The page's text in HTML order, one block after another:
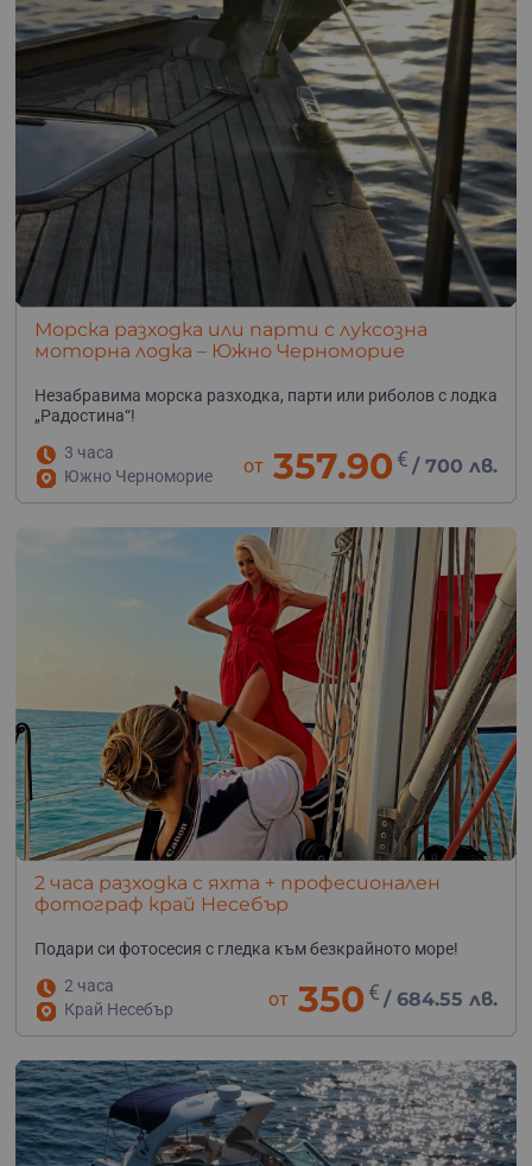
Морска разходка или парти с луксозна
моторна лодка – Южно Черноморие
Незабравима морска разходка, парти или риболов с лодка
„Радостина“!
3 часа
Южно Черноморие
от 357.90 € /700 лв.
2 часа разходка с яхта + професионален
фотограф край Несебър
Подари си фотосесия с гледка към безкрайното море!
2 часа
Край Несебър
от 350 € /684.55 лв.